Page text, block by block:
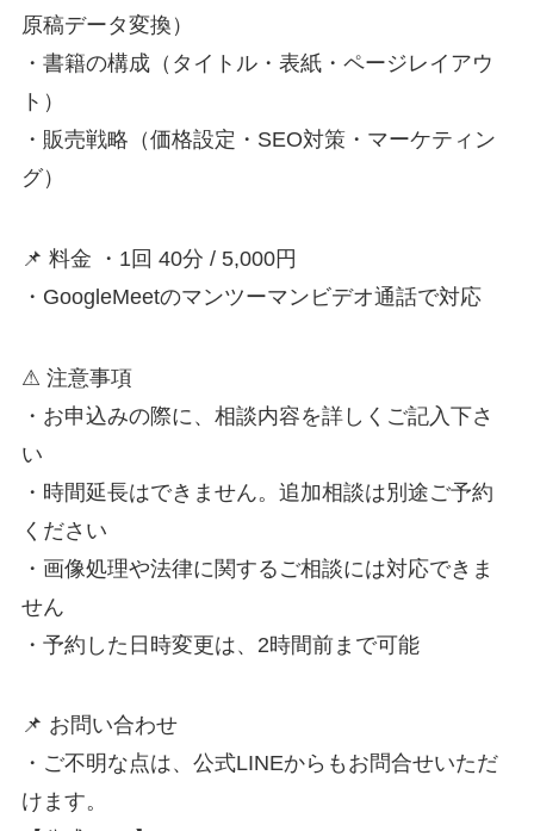
原稿データ変換）
・書籍の構成（タイトル・表紙・ページレイアウ
ト）
・販売戦略（価格設定・SEO対策・マーケティン
グ）
📌 料金 ・1回 40分 / 5,000円
・GoogleMeetのマンツーマンビデオ通話で対応
⚠ 注意事項
・お申込みの際に、相談内容を詳しくご記入下さ
い
・時間延長はできません。追加相談は別途ご予約
ください
・画像処理や法律に関するご相談には対応できま
せん
・予約した日時変更は、2時間前まで可能
📌 お問い合わせ
・ご不明な点は、公式LINEからもお問合せいただ
けます。